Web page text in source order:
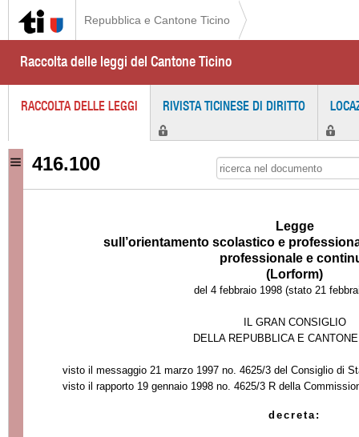
Repubblica e Cantone Ticino
Raccolta delle leggi del Cantone Ticino
RACCOLTA DELLE LEGGI RIVISTA TICINESE DI DIRITTO
416.100
Legge
sull’orientamento scolastico e
professionale e
(Lorform)
del 4 febbraio 1998 (stato 21
IL GRAN CONSIGLIO
DELLA REPUBBLICA E
visto il messaggio 21 marzo 1997 no. 4625/3 del Consiglio di
visto il rapporto 19 gennaio 1998 no. 4625/3 R della
decreta: